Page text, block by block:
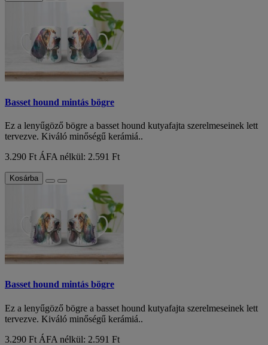
Basset hound mintás bögre
Ez a lenyűgöző bögre a basset hound kutyafajta szerelmeseinek lett
tervezve. Kiváló minőségű kerámiá..
3.290 Ft ÁFA nélkül: 2.591 Ft
Kosárba
Basset hound mintás bögre
Ez a lenyűgöző bögre a basset hound kutyafajta szerelmeseinek lett
tervezve. Kiváló minőségű kerámiá..
3.290 Ft ÁFA nélkül: 2.591 Ft